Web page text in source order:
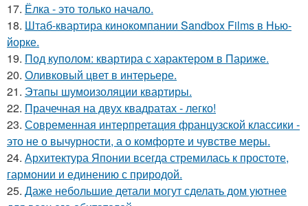
17. Ёлка - это только начало.
18. Штаб-квартира кинокомпании Sandbox Films в Нью-
йорке.
19. Под куполом: квартира с характером в Париже.
20. Оливковый цвет в интерьере.
21. Этапы шумоизоляции квартиры.
22. Прачечная на двух квадратах - легко!
23. Современная интерпретация французской классики -
это не о вычурности, а о комфорте и чувстве меры.
24. Архитектура Японии всегда стремилась к простоте,
гармонии и единению с природой.
25. Даже небольшие детали могут сделать дом уютнее